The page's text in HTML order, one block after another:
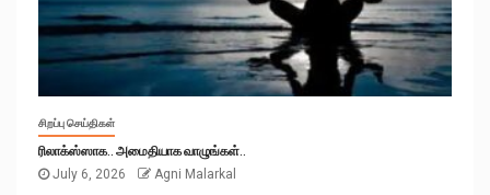
சிறப்பு செய்திகள்
ரிலாக்ஸ்ஸாக.. அமைதியாக வாழுங்கள்..
July 6, 2026
Agni Malarkal